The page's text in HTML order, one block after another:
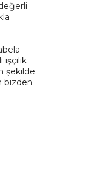
işçilik
şekilde
bizden